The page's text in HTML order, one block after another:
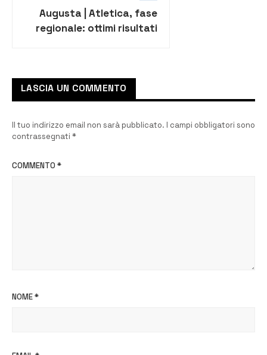
Augusta | Atletica, fase
regionale: ottimi risultati
LASCIA UN COMMENTO
Il tuo indirizzo email non sarà pubblicato. I campi obbligatori sono
contrassegnati *
COMMENTO *
NOME*